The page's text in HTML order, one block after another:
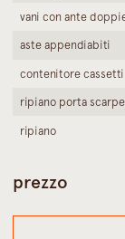
vani con ante
aste appendiabiti
contenitore cassetti
ripiano porta scarpe
ripiano
prezzo